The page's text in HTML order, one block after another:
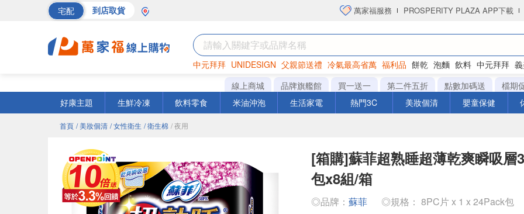
宅配 到店取貨 萬家福服務 PROSPERITY PLAZA APP下載
中元拜拜 UNIDESIGN 父親節送禮 冷氣最高省萬 福利品 餅乾 泡麵 飲料 中元拜拜
罐頭 海苔 洋芋片
線上商城 品牌旗艦館 買一送一 第二件五折 點數加碼送
檔期
好康主題
生鮮冷凍 飲料零食 米油沖泡 生活家電 熱門3C 美妝個清 嬰童保健
首頁 / 美妝個清 / 女性衛生 / 衛生棉 / 夜用
[箱購]蘇菲超熟睡超薄乾爽瞬吸層
包x8組/箱
◎品牌： 蘇菲
◎規格： 8PC片 x 1 x 24Pack包